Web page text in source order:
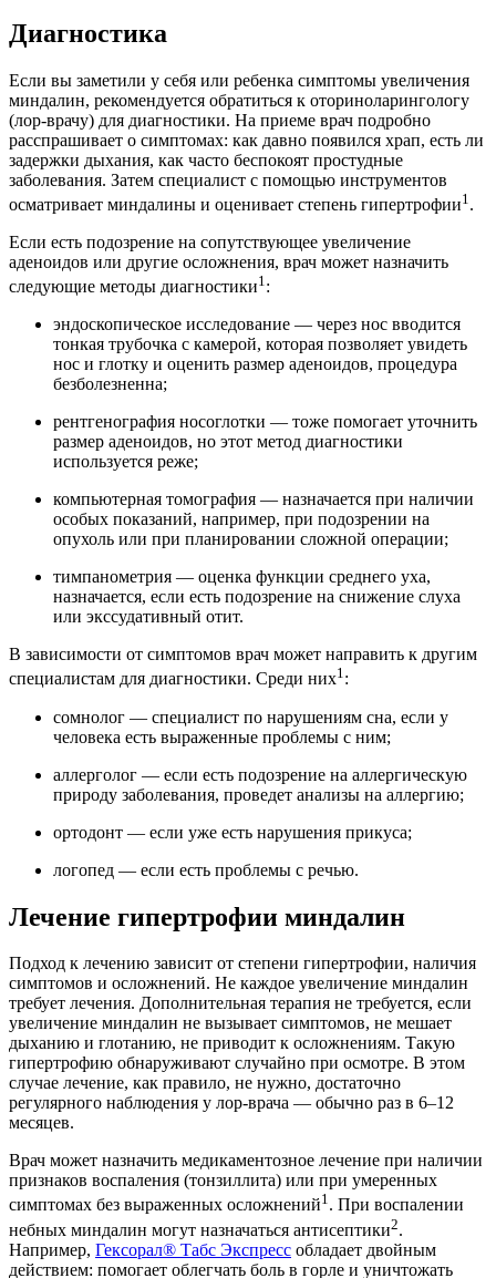
Диагностика
Если вы заметили у себя или ребенка симптомы увеличения
миндалин, рекомендуется обратиться к оториноларингологу
(лор-врачу) для диагностики. На приеме врач подробно
расспрашивает о симптомах: как давно появился храп, есть ли
задержки дыхания, как часто беспокоят простудные
заболевания. Затем специалист с помощью инструментов
осматривает миндалины и оценивает степень гипертрофии1 .
Если есть подозрение на сопутствующее увеличение
аденоидов или другие осложнения, врач может назначить
следующие методы диагностики1:
эндоскопическое исследование — через нос вводится
тонкая трубочка с камерой, которая позволяет увидеть
нос и глотку и оценить размер аденоидов, процедура
безболезненна;
рентгенография носоглотки — тоже помогает уточнить
размер аденоидов, но этот метод диагностики
используется реже;
компьютерная томография — назначается при наличии
особых показаний, например, при подозрении на
опухоль или при планировании сложной операции;
тимпанометрия — оценка функции среднего уха,
назначается, если есть подозрение на снижение слуха
или экссудативный отит.
В зависимости от симптомов врач может направить к другим
специалистам для диагностики. Среди них1:
сомнолог — специалист по нарушениям сна, если у
человека есть выраженные проблемы с ним;
аллерголог — если есть подозрение на аллергическую
природу заболевания, проведет анализы на аллергию;
ортодонт — если уже есть нарушения прикуса;
логопед — если есть проблемы с речью.
Лечение гипертрофии миндалин
Подход к лечению зависит от степени гипертрофии, наличия
симптомов и осложнений. Не каждое увеличение миндалин
требует лечения. Дополнительная терапия не требуется, если
увеличение миндалин не вызывает симптомов, не мешает
дыханию и глотанию, не приводит к осложнениям. Такую
гипертрофию обнаруживают случайно при осмотре. В этом
случае лечение, как правило, не нужно, достаточно
регулярного наблюдения у лор-врача — обычно раз в 6–12
месяцев.
Врач может назначить медикаментозное лечение при наличии
признаков воспаления (тонзиллита) или при умеренных
симптомах без выраженных осложнений1. При воспалении
небных миндалин могут назначаться антисептики2.
Например, Гексорал® Табс Экспресс обладает двойным
действием: помогает облегчать боль в горле и уничтожать